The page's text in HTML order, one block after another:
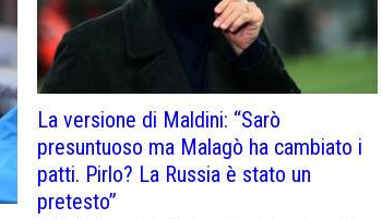
La versione di Maldini: “Sarò
presuntuoso ma Malagò ha cambiato i
patti. Pirlo? La Russia è stato un
pretesto”